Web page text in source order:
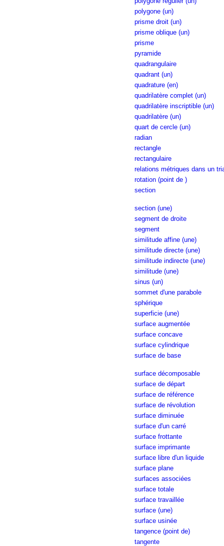
polygone (un)
prisme droit (un)
prisme oblique (un)
prisme
pyramide
quadrangulaire
quadrant (un)
quadrature (en)
quadrilatère complet (un)
quadrilatère inscriptible (un)
quadrilatère (un)
quart de cercle (un)
radian
rectangle
rectangulaire
relations métriques dans un
rotation (point de )
section
section (une)
segment de droite
segment
similitude affine (une)
similitude directe (une)
similitude indirecte (une)
similitude (une)
sinus (un)
sommet d'une parabole
sphérique
superficie (une)
surface augmentée
surface concave
surface cylindrique
surface de base
surface décomposable
surface de départ
surface de référence
surface de révolution
surface diminuée
surface d'un carré
surface frottante
surface imprimante
surface libre d'un liquide
surface plane
surfaces associées
surface totale
surface travaillée
surface (une)
surface usinée
tangence (point de)
tangente